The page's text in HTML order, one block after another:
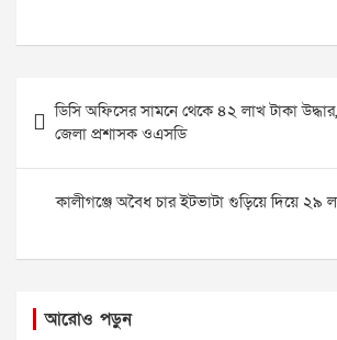
Post
navigation
ডিসি অফিসের সামনে থেকে ৪২ লাখ টাকা
জেলা প্রশাসক ওএসডি
কালীগঞ্জে অবৈধ চার ইটভাটা গুড়িয়ে দিয়ে ২৯
আরোও পড়ুন